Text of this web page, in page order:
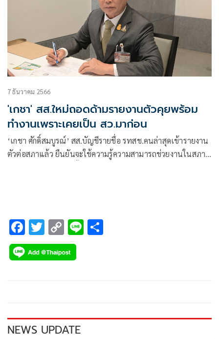
7 ธันวาคม 2566
'เกชา' สส.ใหม่ถอดด้ามรายงานตัวคุยพร้อม
ทำงานเพราะเคยเป็น สว.มาก่อน
‘เกชา ศักดิ์สมบูรณ์’ สส.บัญชีรายชื่อ รทสช.คนล่าสุดเข้ารายงาน
ตัวต่อสภาแล้ว ยืนยันจะใช้ความรู้ความสามารถช่วยงานในสภา
F
ac
e
k
T
wi
tt
C
o
p
k
Li
NEWS UPDATE